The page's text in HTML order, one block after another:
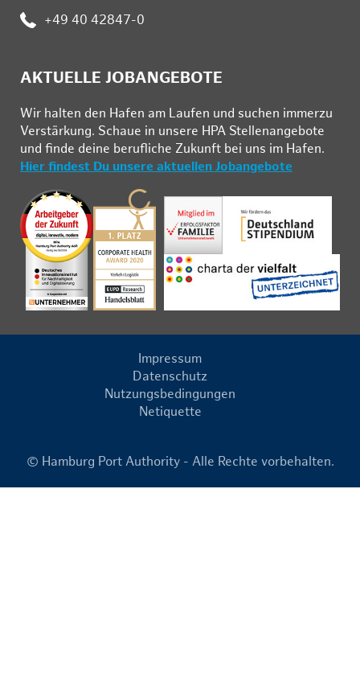
Telefon:
+49 40 42847-0
AKTUELLE JOBANGEBOTE
Wir hal­ten den Ha­fen am Lau­fen und su­chen im­mer­zu
Ver­stär­kung. Schau­e in un­se­re HPA Stel­len­an­ge­bo­te
und fin­de deine be­ruf­li­che Zu­kunft bei uns im Ha­fen.
Hier findest Du unsere aktuellen Jobangebote
Impressum
Datenschutz
Nutzungsbedingungen
Netiquette
© Hamburg Port Authority - Alle Rechte vorbehalten.